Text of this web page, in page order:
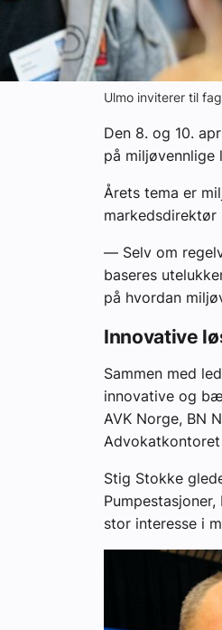
Ulmo inviterer til
Den 8. og 10.
på miljøvennlige
Årets tema er
markedsdirektør
— Selv om
baseres
på hvordan
Innovative
Sammen med
innovative og
AVK Norge, BN
Stig Stokke
stor interesse i